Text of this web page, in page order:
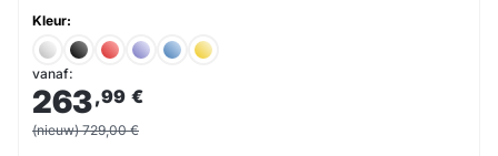
Kleur:
vanaf:
263,99 €
(nieuw) 729,00 €